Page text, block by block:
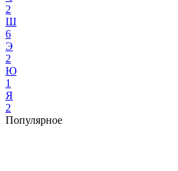
2
Ш
6
Э
2
Ю
1
Я
2
Популярное